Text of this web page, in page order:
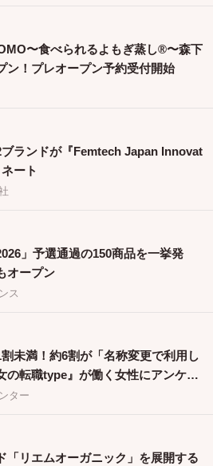
〜食べられるよもぎ蒸し®〜森下
ン！プレオープン予約受付開始
ランドが『Femtech Japan Innovat
ート
」予選通過の150商品を一挙発
オープン
ス
未満！約6割が「名称変更で利用し
の転職type』が働く女性にアンケー
ター
「リエムオーガニック」を展開する